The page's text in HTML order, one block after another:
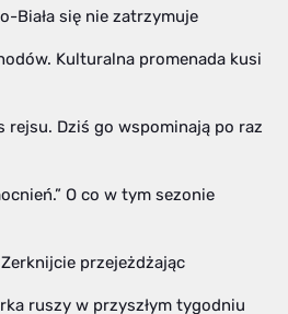
Biała się nie zatrzymuje
Kulturalna promenada kusi
rejsu. Dziś go wspominają po raz
O co w tym sezonie
przejeżdżając
ruszy w przyszłym tygodniu